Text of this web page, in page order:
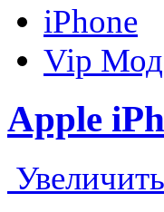
iPhone
Vip
Apple
Увеличить